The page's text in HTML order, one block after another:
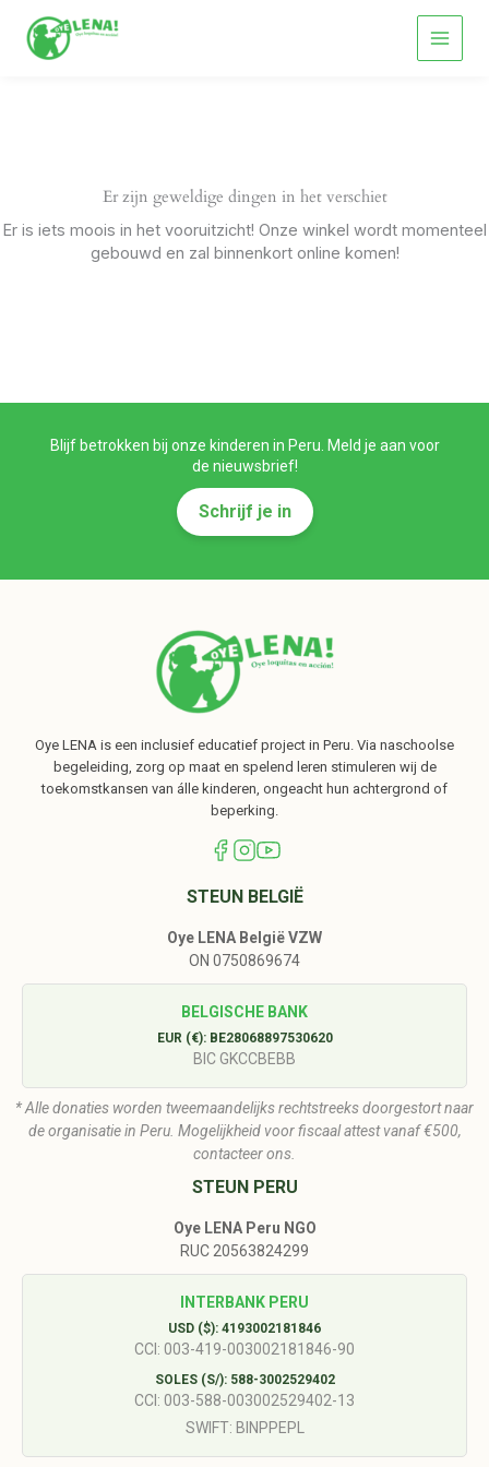
naar
Er zijn geweldige dingen in het verschiet
Er is iets moois in het vooruitzicht! Onze winkel wordt momenteel
gebouwd en zal binnenkort online komen!
Blijf betrokken bij onze kinderen in Peru. Meld je aan voor
de nieuwsbrief!
Schrijf je in
Oye LENA is een inclusief educatief project in Peru. Via naschoolse
begeleiding, zorg op maat en spelend leren stimuleren wij de
toekomstkansen van álle kinderen, ongeacht hun achtergrond of
beperking.
STEUN BELGIË
Oye LENA België VZW
ON 0750869674
BELGISCHE BANK
EUR (€): BE28068897530620
BIC GKCCBEBB
* Alle donaties worden tweemaandelijks rechtstreeks doorgestort naar
de organisatie in Peru. Mogelijkheid voor fiscaal attest vanaf €500,
contacteer ons.
STEUN PERU
Oye LENA Peru NGO
RUC 20563824299
INTERBANK PERU
USD ($): 4193002181846
CCI: 003-419-003002181846-90
SOLES (S/): 588-3002529402
CCI: 003-588-003002529402-13
SWIFT: BINPPEPL